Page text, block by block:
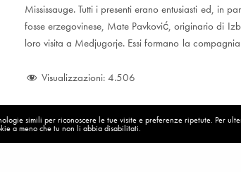
Mississauge. Tutti i presenti erano entusiasti ed, in
fosse erzegovinese, Mate Pavković, originario di
loro visita a Medjugorje. Essi formano la
Visualizzazioni: 4.506
simili per riconoscere le tue visite e preferenze ripetute. Per
a meno che tu non li abbia disabilitati.